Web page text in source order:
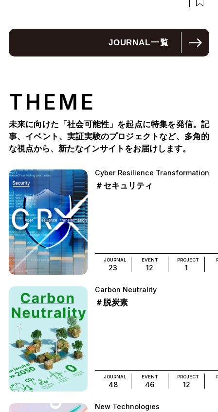
JOURNAL一覧
THEME
未来に向けた「社会可能性」を起点に特集を発信。記
事、イベント、実証実験のプロジェクトなど、多角的
な視点から、新たなインサイトをお届けします。
Cyber Resilience Transformation
＃セキュリティ
JOURNAL
23
EVENT
12
PROJECT
1
Carbon Neutrality
＃脱炭素
JOURNAL
48
EVENT
46
PROJECT
12
New Technologies